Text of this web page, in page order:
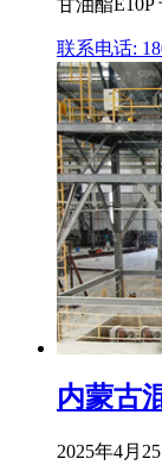
联系电话:
内蒙古
2025年4月